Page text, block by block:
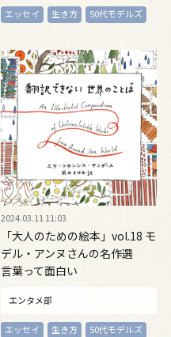
エッセイ 生き方 50代モデルズ
2024.03.11 11:03
「大人のための絵本」vol.18 モ
デル・アンヌさんの名作選
言葉って面白い
エンタメ部
エッセイ 生き方 50代モデルズ